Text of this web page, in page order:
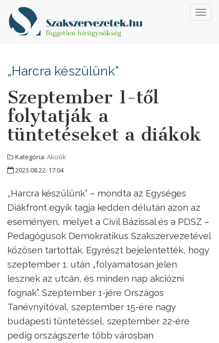
„Harcra készülünk”
Szeptember 1-től
folytatják a
tüntetéseket a diákok
Kategória: Akciók
2023.08.22. 17:04
„Harcra készülünk” – mondta az Egységes
Diákfront egyik tagja kedden délután azon az
eseményen, melyet a Civil Bázissal és a PDSZ –
Pedagógusok Demokratikus Szakszervezetével
közösen tartottak. Egyrészt bejelentették, hogy
szeptember 1. után „folyamatosan jelen
lesznek az utcán, és minden nap akciózni
fognak”. Szeptember 1-jére Országos
Tanévnyitóval, szeptember 15-ére nagy
budapesti tüntetéssel, szeptember 22-ére
pedig országszerte több városban